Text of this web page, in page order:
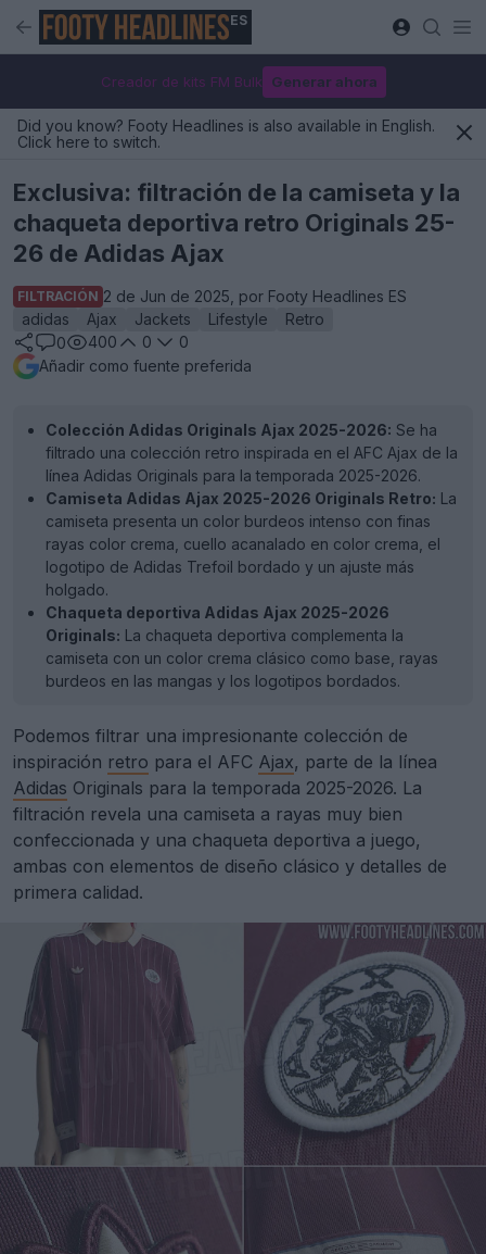
ES
Creador de kits FM Bulk Generar ahora
Did you know? Footy Headlines is also available in English.
Click here to switch.
Exclusiva: filtración de la camiseta y la
chaqueta deportiva retro Originals 25-
26 de Adidas Ajax
FILTRACIÓN 2 de Jun de 2025, por Footy Headlines ES
adidas
Ajax Jackets Lifestyle
Retro
0
400 0
0
Añadir como fuente preferida
Colección Adidas Originals Ajax 2025-2026: Se ha
filtrado una colección retro inspirada en el AFC Ajax de la
línea Adidas Originals para la temporada 2025-2026.
Camiseta Adidas Ajax 2025-2026 Originals Retro: La
camiseta presenta un color burdeos intenso con finas
rayas color crema, cuello acanalado en color crema, el
logotipo de Adidas Trefoil bordado y un ajuste más
holgado.
Chaqueta deportiva Adidas Ajax 2025-2026
Originals: La chaqueta deportiva complementa la
camiseta con un color crema clásico como base, rayas
burdeos en las mangas y los logotipos bordados.
Podemos filtrar una impresionante colección de
inspiración retro para el AFC Ajax, parte de la línea
Adidas Originals para la temporada 2025-2026. La
filtración revela una camiseta a rayas muy bien
confeccionada y una chaqueta deportiva a juego,
ambas con elementos de diseño clásico y detalles de
primera calidad.